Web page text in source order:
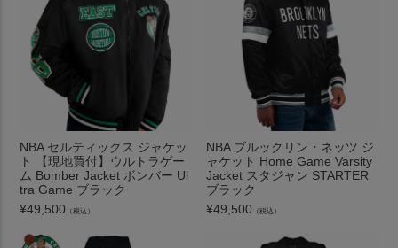
NBA セルティックス ジャケッ
ト 【現地買付】ウルトラゲー
ム Bomber Jacket ボンバー Ul
tra Game ブラック
¥49,500 （税込）
NBA ブルックリン・ネッツ ジ
ャケット Home Game Varsity
Jacket スタジャン STARTER
ブラック
¥49,500 （税込）